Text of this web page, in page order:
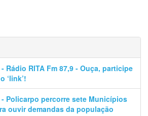
- Rádio RITA Fm 87,9 - Ouça, participe
‘link’!
- Policarpo percorre sete Municípios
ouvir demandas da população